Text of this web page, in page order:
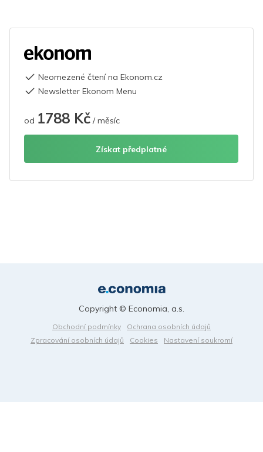
Neomezené čtení na Ekonom.cz
Newsletter Ekonom Menu
od 1788 Kč / měsíc
Získat předplatné
Obchodní podmínky
Ochrana osobních údajů
Zpracování osobních údajů
Cookies Nastavení soukromí
Copyright © Economia, a.s.